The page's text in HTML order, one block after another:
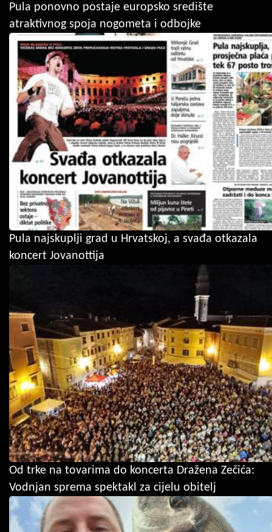
Pula ponovno postaje europsko središte
atraktivnog spoja nogometa i odbojke
Pula najskuplji grad u Hrvatskoj, a svađa otkazala
koncert Jovanottija
Od trke na tovarima do koncerta Dražena Zečića:
Vodnjan sprema spektakl za cijelu obitelj